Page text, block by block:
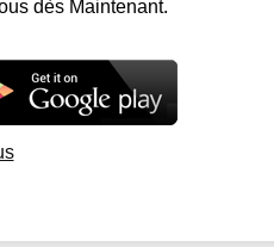
dès Maintenant.